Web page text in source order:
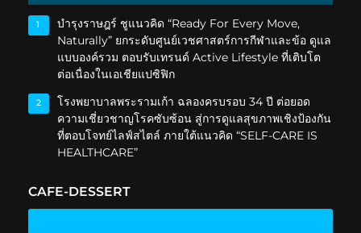
1
บำรุงราษฎร์ ชูแนวคิด “Ready For Every Move,
Naturally” ยกระดับศูนย์เวชศาสตร์การกีฬาและข้อ ดูแล
แบบองค์รวม ตอบรับเทรนด์ Active Lifestyle ที่เติบโต
ต่อเนื่องในเอเชียแปซิฟิก
2
โรงพยาบาลพระรามเก้า ฉลองครบรอบ 34 ปี ต่อยอด
ความเชี่ยวชาญโรคซับซ้อน สู่การดูแลสุขภาพเชิงป้องกัน
ที่ตอบโจทย์ไลฟ์สไตล์ ภายใต้แนวคิด “SELF-CARE IS
HEALTHCARE”
CAFE-DESSERT